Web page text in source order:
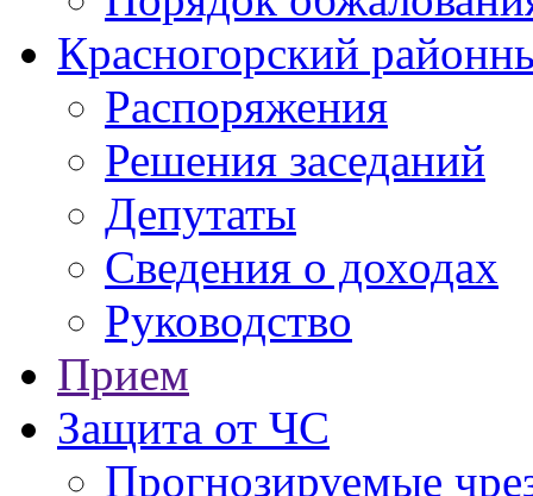
Красногорский
Распоряжения
Решения заседаний
Депутаты
Сведения о доходах
Руководство
Прием
Защита от ЧС
Прогнозируемые